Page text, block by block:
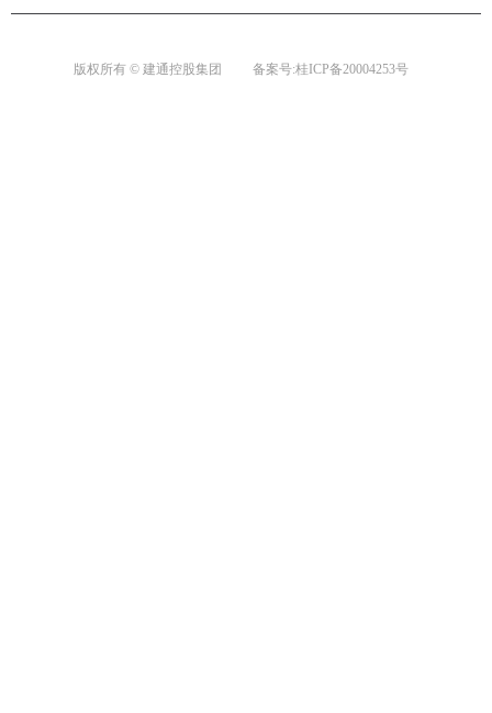
版权所有 © 建通控股集团 备案号:桂ICP备20004253号